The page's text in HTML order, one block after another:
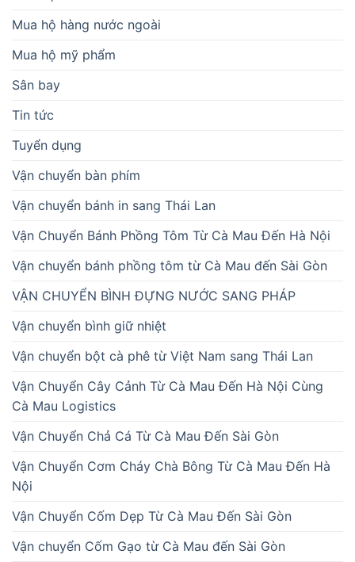
Mua hộ hàng nước ngoài
Mua hộ mỹ phẩm
Sân bay
Tin tức
Tuyển dụng
Vận chuyển bàn phím
Vận chuyển bánh in sang Thái Lan
Vận Chuyển Bánh Phồng Tôm Từ Cà Mau Đến Hà Nội
Vận chuyển bánh phồng tôm từ Cà Mau đến Sài Gòn
VẬN CHUYỂN BÌNH ĐỰNG NƯỚC SANG PHÁP
Vận chuyển bình giữ nhiệt
Vận chuyển bột cà phê từ Việt Nam sang Thái Lan
Vận Chuyển Cây Cảnh Từ Cà Mau Đến Hà Nội Cùng
Cà Mau Logistics
Vận Chuyển Chả Cá Từ Cà Mau Đến Sài Gòn
Vận Chuyển Cơm Cháy Chà Bông Từ Cà Mau Đến Hà
Nội
Vận Chuyển Cốm Dẹp Từ Cà Mau Đến Sài Gòn
Vận chuyển Cốm Gạo từ Cà Mau đến Sài Gòn